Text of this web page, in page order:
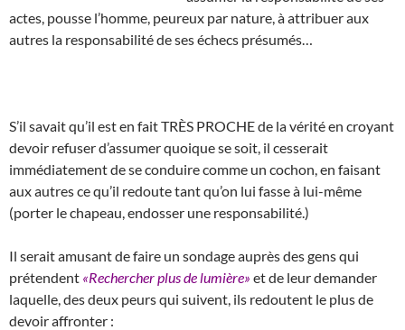
actes, pousse l’homme, peureux par nature, à attribuer aux
autres la responsabilité de ses échecs présumés…
S’il savait qu’il est en fait TRÈS PROCHE de la vérité en croyant
devoir refuser d’assumer quoique se soit, il cesserait
immédiatement de se conduire comme un cochon, en faisant
aux autres ce qu’il redoute tant qu’on lui fasse à lui-même
(porter le chapeau, endosser une responsabilité.)
Il serait amusant de faire un sondage auprès des gens qui
prétendent «Rechercher plus de lumière» et de leur demander
laquelle, des deux peurs qui suivent, ils redoutent le plus de
devoir affronter :